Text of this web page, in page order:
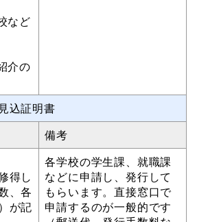
など
介の
込証明書
備考
得し
、各
が記
各学校の学生課、就職課
などに申請し、発行して
もらいます。直接窓口で
申請するのが一般的です